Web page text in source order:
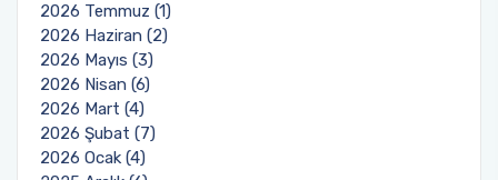
2026 Temmuz (1)
2026 Haziran (2)
2026 Mayıs (3)
2026 Nisan (6)
2026 Mart (4)
2026 Şubat (7)
2026 Ocak (4)